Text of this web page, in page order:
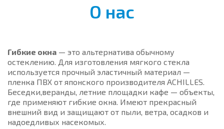
О нас
Гибкие окна — это альтернатива обычному
остеклению. Для изготовления мягкого стекла
используется прочный эластичный материал —
пленка ПВХ от японского производителя ACHILLES.
Беседки,веранды, летние площадки кафе — объекты,
где применяют гибкие окна. Имеют прекрасный
внешний вид и защищают от пыли, ветра, осадков и
надоедливых насекомых.